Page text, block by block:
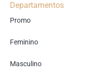
Departamentos
Promo
Feminino
Masculino